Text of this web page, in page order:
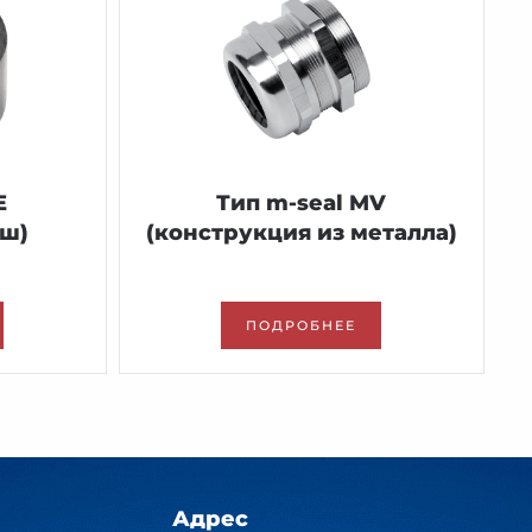
Тип m-seal MV
(конструкция из металла)
ПОДРОБНЕЕ
Адрес